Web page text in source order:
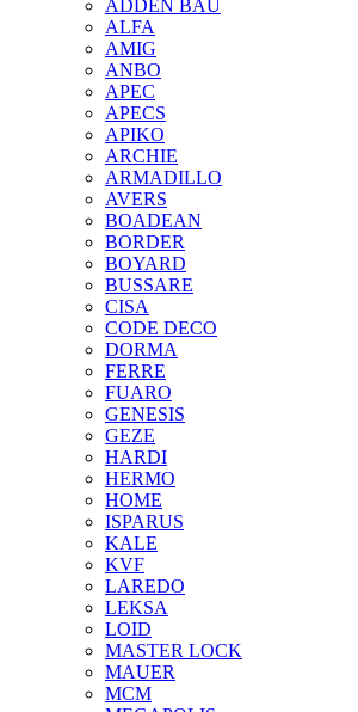
ADDEN BAU
ALFA
AMIG
ANBO
APEC
APECS
APIKO
ARCHIE
ARMADILLO
AVERS
BOADEAN
BORDER
BOYARD
BUSSARE
CISA
CODE DECO
DORMA
FERRE
FUARO
GENESIS
GEZE
HARDI
HERMO
HOMЕ
ISPARUS
KALE
KVF
LAREDO
LEKSA
LOID
MASTER LOCK
MAUER
MCM